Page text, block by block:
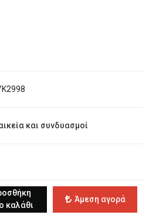
και συνδυασμοί
καλάθι
Άμεση αγορά